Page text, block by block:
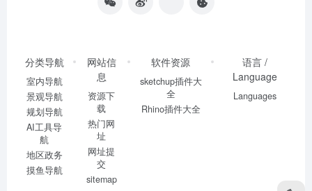
分类导航
室内导航
景观导航
规划导航
AI工具导
航
地区政务
摸鱼导航
网站信
息
资源下
载
热门网
址
网址提
交
sitemap
软件资源
sketchup插件大
全
Rhino插件大全
语言 /
Language
Languages